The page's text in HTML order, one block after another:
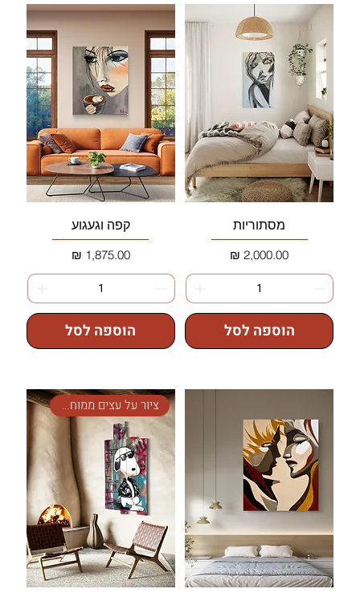
מסתוריות
מחיר
הוספה לסל
קפה וגעגוע
מחיר‏1,875.00 ‏₪
הוספה לסל
ציור על עצים ממוחזרים